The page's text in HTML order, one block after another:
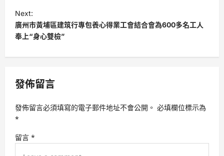
s
t
n
a
i
a
t
i
Next:
廣州市黃埔區建筑行專包養心得業工會結合會為600多名工人
奉上“身心雙檢”
發佈留言
發佈留言必須填寫的電子郵件地址不會公開。 必填欄位標示為
*
留言 *